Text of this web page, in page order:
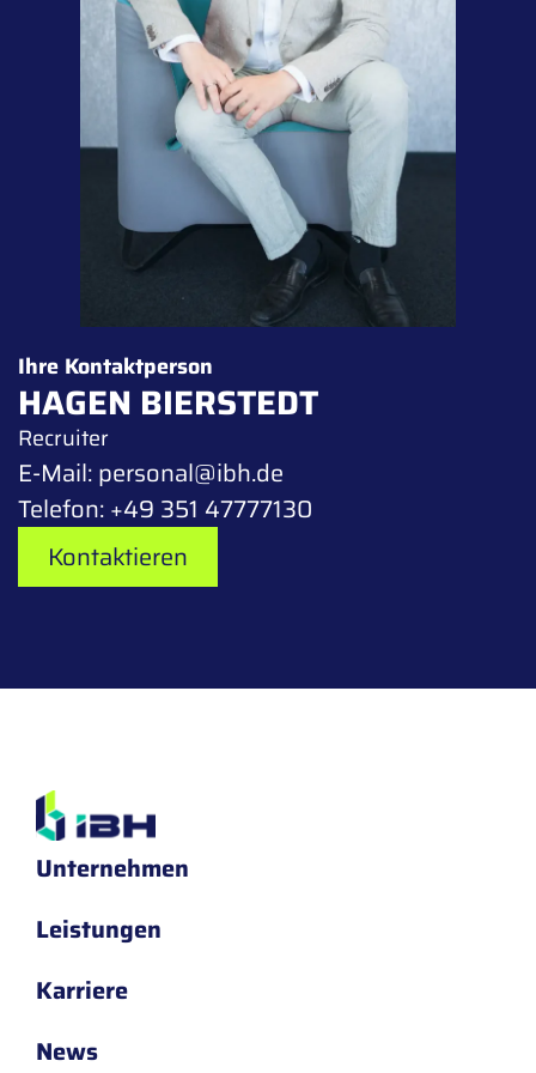
Ihre Kontaktperson
HAGEN BIERSTEDT
Recruiter
E-Mail:personal@ibh.de
Telefon:+49 351 47777130
Kontaktieren
Unternehmen
Leistungen
Karriere
News